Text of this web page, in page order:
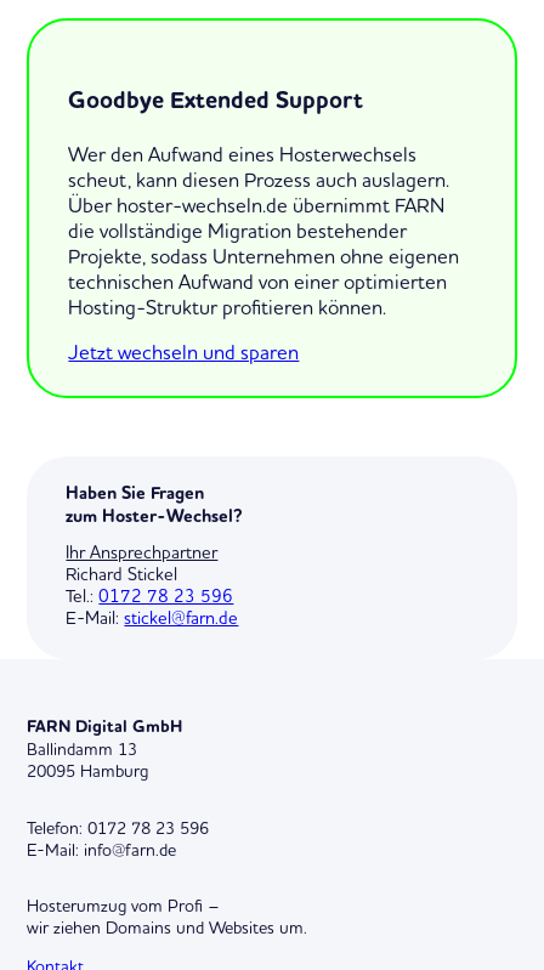
Goodbye Extended Support
Wer den Aufwand eines Hosterwechsels
scheut, kann diesen Prozess auch auslagern.
Über hoster-wechseln.de übernimmt FARN
die vollständige Migration bestehender
Projekte, sodass Unternehmen ohne eigenen
technischen Aufwand von einer optimierten
Hosting-Struktur profitieren können.
Jetzt wechseln und sparen
Haben Sie Fragen
zum Hoster-Wechsel?
Ihr Ansprechpartner
Richard Stickel
Tel.:0172 78 23 596
E-Mail:stickel@farn.de
FARN Digital GmbH
Ballindamm 13
20095 Hamburg
Telefon: 0172 78 23 596
E-Mail: info@farn.de
Hosterumzug vom Profi –
wir ziehen Domains und Websites um.